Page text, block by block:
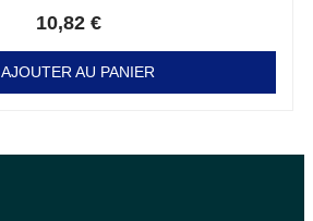
10,82 €
AJOUTER AU PANIER